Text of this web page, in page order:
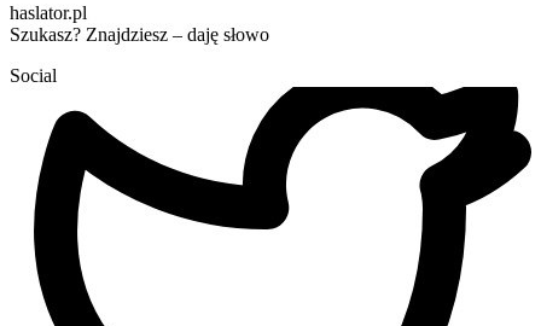
haslator.pl
Szukasz? Znajdziesz – daję słowo
Social